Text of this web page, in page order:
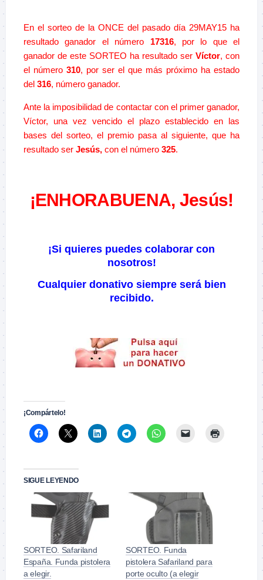
En el sorteo de la ONCE del pasado día 29MAY15 ha
resultado ganador el número 17316, por lo que el
ganador de este SORTEO ha resultado ser Víctor, con
el número 310, por ser el que más próximo ha estado
del 316, número ganador.
Ante la imposibilidad de contactar con el primer ganador,
Víctor, una vez vencido el plazo establecido en las
bases del sorteo, el premio pasa al siguiente, que ha
resultado ser Jesús, con el número 325.
¡ENHORABUENA, Jesús!
¡Si quieres puedes colaborar con
nosotros!
Cualquier donativo siempre será bien
recibido.
¡Compártelo!
SIGUE LEYENDO
SORTEO. Safariland
España. Funda pistolera
a elegir.
SORTEO. Funda
pistolera Safariland para
porte oculto (a elegir